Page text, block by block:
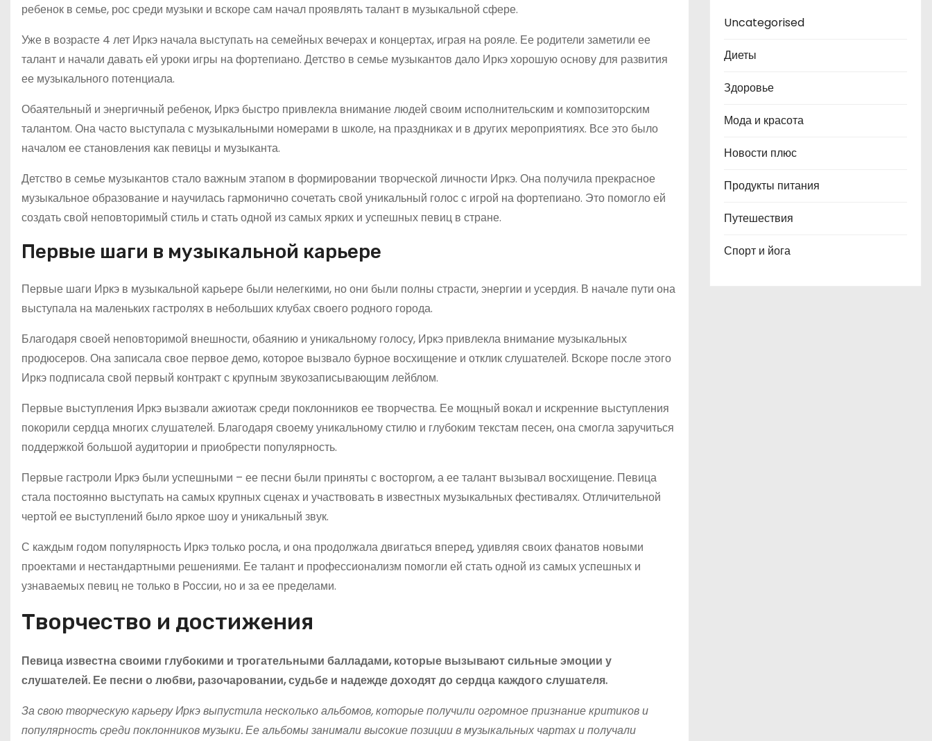
ребенок в семье, рос среди музыки и вскоре сам начал проявлять талант в музыкальной сфере.
Уже в возрасте 4 лет Иркэ начала выступать на семейных вечерах и концертах, играя на рояле. Ее родители заметили ее
талант и начали давать ей уроки игры на фортепиано. Детство в семье музыкантов дало Иркэ хорошую основу для развития
ее музыкального потенциала.
Обаятельный и энергичный ребенок, Иркэ быстро привлекла внимание людей своим исполнительским и композиторским
талантом. Она часто выступала с музыкальными номерами в школе, на праздниках и в других мероприятиях. Все это было
началом ее становления как певицы и музыканта.
Детство в семье музыкантов стало важным этапом в формировании творческой личности Иркэ. Она получила прекрасное
музыкальное образование и научилась гармонично сочетать свой уникальный голос с игрой на фортепиано. Это помогло ей
создать свой неповторимый стиль и стать одной из самых ярких и успешных певиц в стране.
Первые шаги в музыкальной карьере
Первые шаги Иркэ в музыкальной карьере были нелегкими, но они были полны страсти, энергии и усердия. В начале пути она
выступала на маленьких гастролях в небольших клубах своего родного города.
Благодаря своей неповторимой внешности, обаянию и уникальному голосу, Иркэ привлекла внимание музыкальных
продюсеров. Она записала свое первое демо, которое вызвало бурное восхищение и отклик слушателей. Вскоре после этого
Иркэ подписала свой первый контракт с крупным звукозаписывающим лейблом.
Первые выступления Иркэ вызвали ажиотаж среди поклонников ее творчества. Ее мощный вокал и искренние выступления
покорили сердца многих слушателей. Благодаря своему уникальному стилю и глубоким текстам песен, она смогла заручиться
поддержкой большой аудитории и приобрести популярность.
Первые гастроли Иркэ были успешными – ее песни были приняты с восторгом, а ее талант вызывал восхищение. Певица
стала постоянно выступать на самых крупных сценах и участвовать в известных музыкальных фестивалях. Отличительной
чертой ее выступлений было яркое шоу и уникальный звук.
С каждым годом популярность Иркэ только росла, и она продолжала двигаться вперед, удивляя своих фанатов новыми
проектами и нестандартными решениями. Ее талант и профессионализм помогли ей стать одной из самых успешных и
узнаваемых певиц не только в России, но и за ее пределами.
Творчество и достижения
Певица известна своими глубокими и трогательными балладами, которые вызывают сильные эмоции у
слушателей. Ее песни о любви, разочаровании, судьбе и надежде доходят до сердца каждого слушателя.
За свою творческую карьеру Иркэ выпустила несколько альбомов, которые получили огромное признание критиков и
популярность среди поклонников музыки. Ее альбомы занимали высокие позиции в музыкальных чартах и получали
Uncategorised
Диеты
Здоровье
Мода и красота
Новости плюс
Продукты питания
Путешествия
Спорт и йога